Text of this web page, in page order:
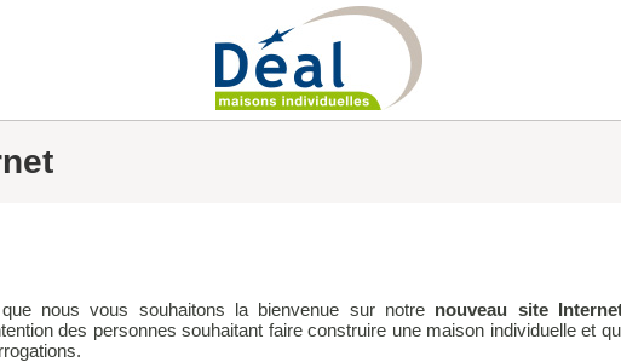
nous vous souhaitons la bienvenue sur notre nouveau site
des personnes souhaitant faire construire une maison individuelle et